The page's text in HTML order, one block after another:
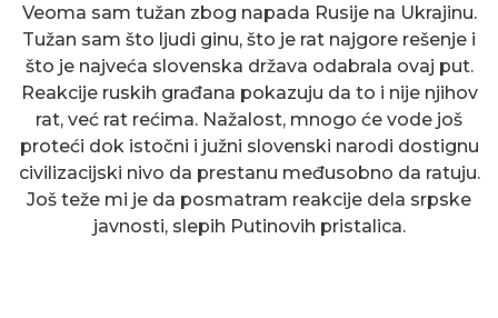
Veoma sam tužan zbog napada Rusije na Ukrajinu.
Tužan sam što ljudi ginu, što je rat najgore rešenje i
što je najveća slovenska država odabrala ovaj put.
Reakcije ruskih građana pokazuju da to i nije njihov
rat, već rat rećima. Nažalost, mnogo će vode još
proteći dok istočni i južni slovenski narodi dostignu
civilizacijski nivo da prestanu međusobno da ratuju.
Još teže mi je da posmatram reakcije dela srpske
javnosti, slepih Putinovih pristalica.